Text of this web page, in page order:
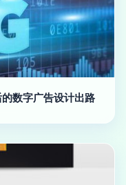
数字广告设计出路